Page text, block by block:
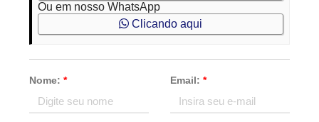
Ou em nosso WhatsApp
Clicando aqui
Nome:* Email: *